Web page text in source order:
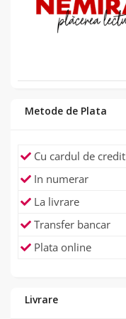
Metode de Plata
Cu cardul de credit
In numerar
La livrare
Transfer bancar
Plata online
Livrare